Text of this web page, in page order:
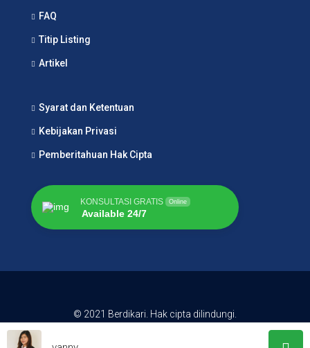
FAQ
Titip Listing
Artikel
Syarat dan Ketentuan
Kebijakan Privasi
Pemberitahuan Hak Cipta
KONSULTASI GRATIS Online
Available 24/7
© 2021 Berdikari. Hak cipta dilindungi.